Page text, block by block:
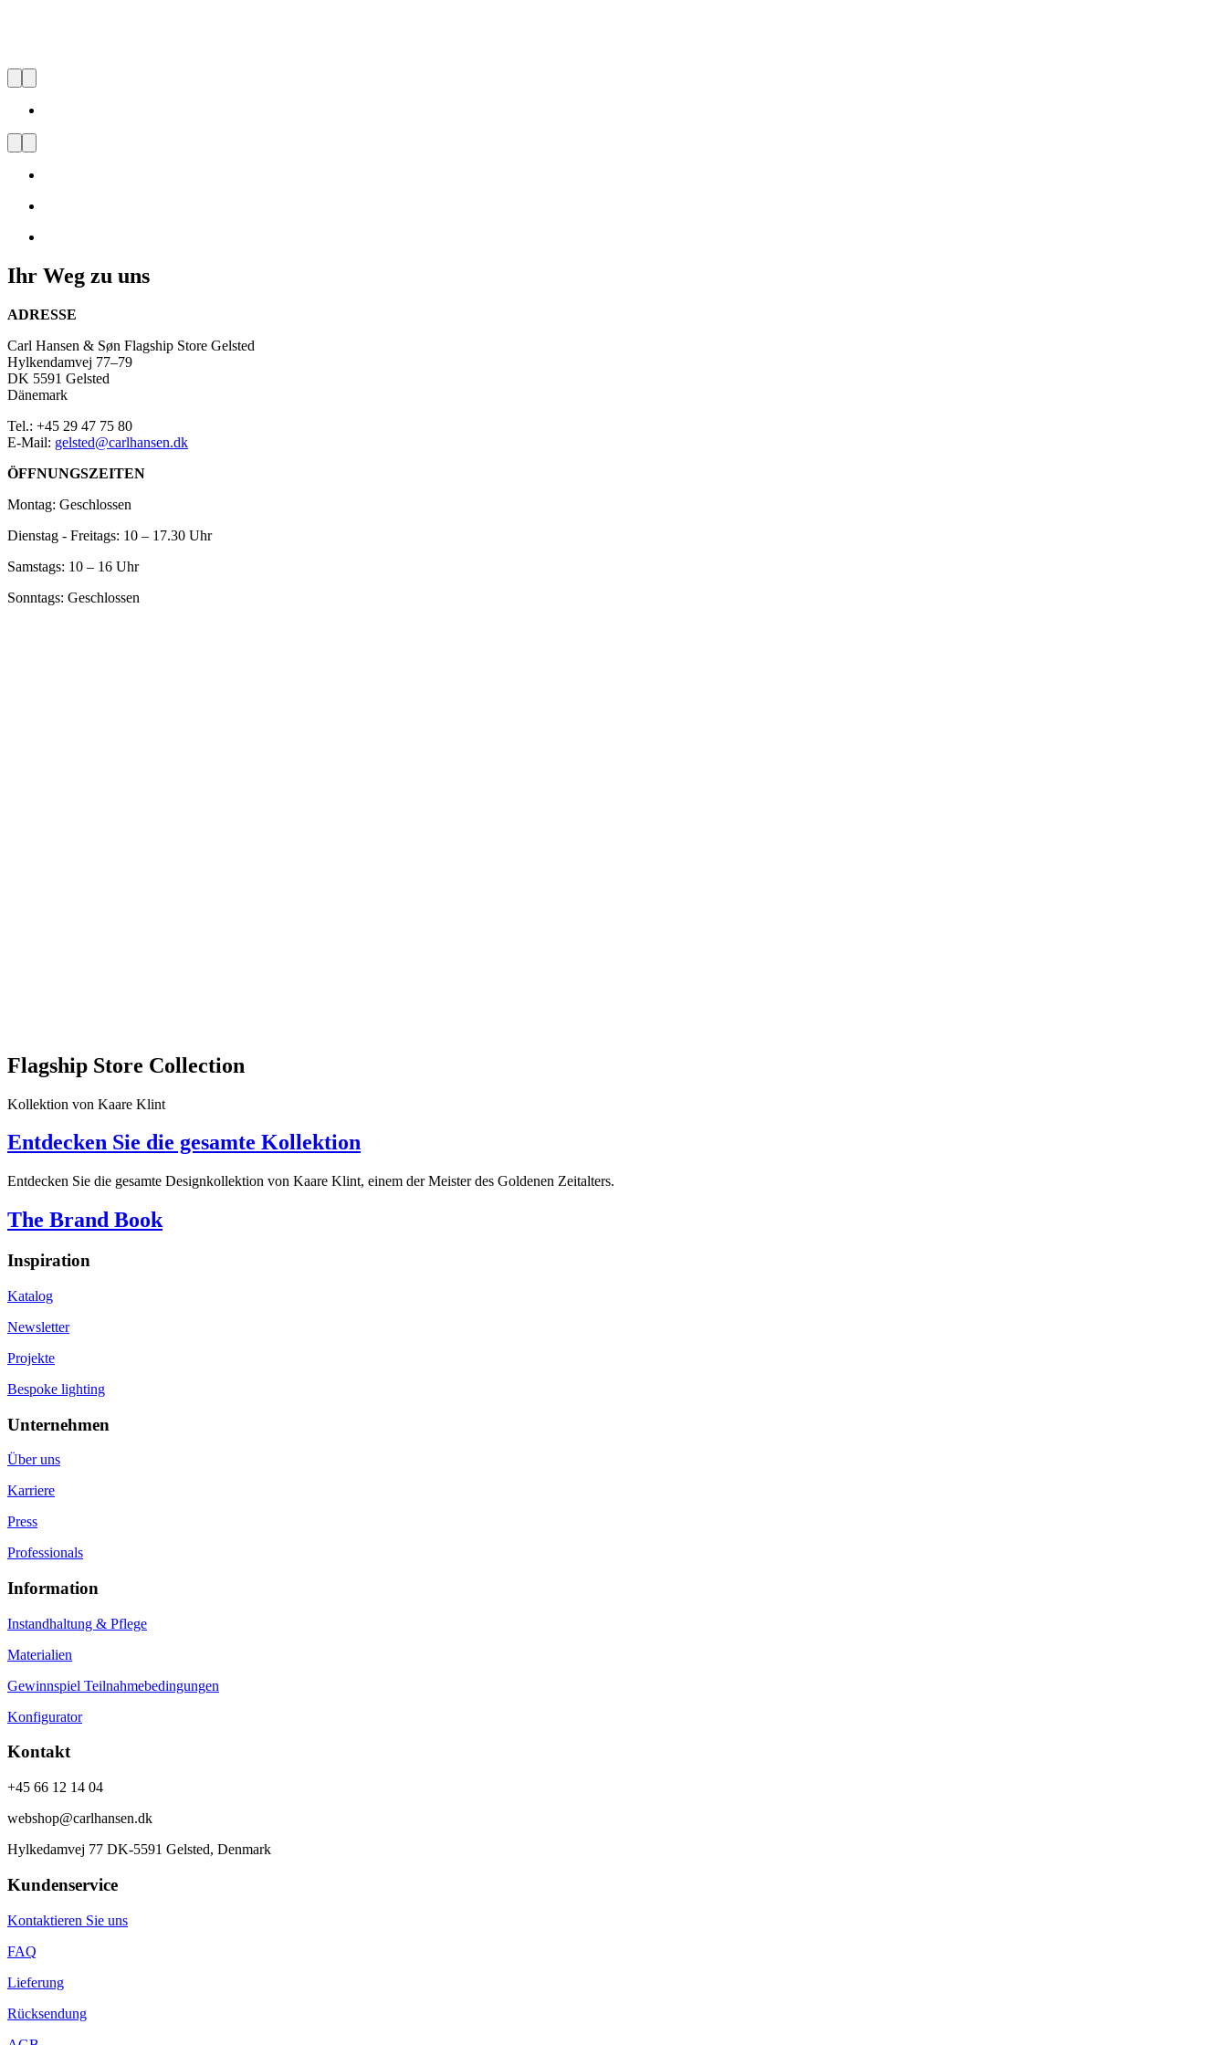
Carl Hansen & Søn Flagship Store Gelsted
vom
Design
Ihr Weg zu uns
ADRESSE
Carl Hansen & Søn Flagship Store Gelsted
Hylkendamvej 77–79
DK 5591 Gelsted
Dänemark
Tel.: +45 29 47 75 80
E-Mail: gelsted@carlhansen.dk
ÖFFNUNGSZEITEN
Montag: Geschlossen
Dienstag - Freitags: 10 – 17.30 Uhr
Samstags: 10 – 16 Uhr
Sonntags: Geschlossen
Flagship Store Collection
Kollektion von Kaare Klint
Entdecken Sie die gesamte Kollektion
Entdecken Sie die gesamte Designkollektion von Kaare Klint, einem der Meister des Goldenen Zeitalters.
The Brand Book
Inspiration
Katalog
Newsletter
Projekte
Bespoke lighting
Unternehmen
Über uns
Karriere
Press
Professionals
Information
Instandhaltung & Pflege
Materialien
Gewinnspiel Teilnahmebedingungen
Konfigurator
Kontakt
+45 66 12 14 04
webshop@carlhansen.dk
Hylkedamvej 77 DK-5591 Gelsted, Denmark
Kundenservice
Kontaktieren Sie uns
FAQ
Lieferung
Rücksendung